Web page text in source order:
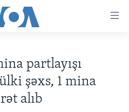
partlayışı
şəxs, 1 mina
alıb